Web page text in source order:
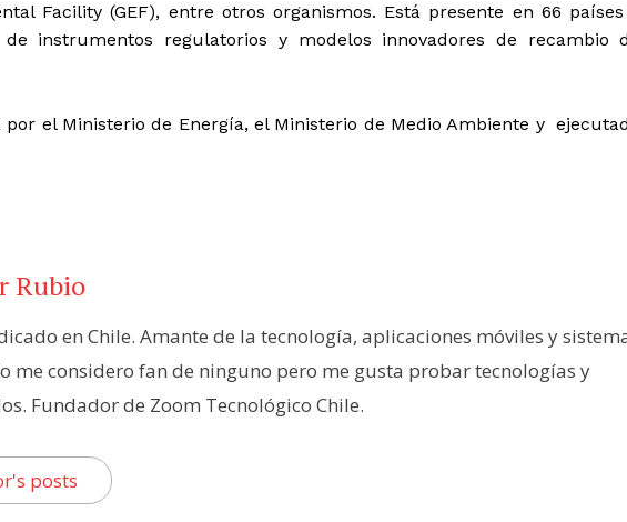
Facility (GEF), entre otros organismos. Está presente en 66
instrumentos regulatorios y modelos innovadores de recambio
el Ministerio de Energía, el Ministerio de Medio Ambiente y
Rubio
en Chile. Amante de la tecnología, aplicaciones móviles y
me considero fan de ninguno pero me gusta probar tecnologías y
Fundador de Zoom Tecnológico Chile.
posts